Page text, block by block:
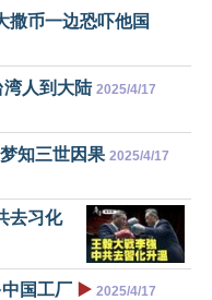
撒币一边恐吓他国
湾人到大陆 2025/4/17
知三世因果 2025/4/17
去习化
国工厂 ▶️ 2025/4/17